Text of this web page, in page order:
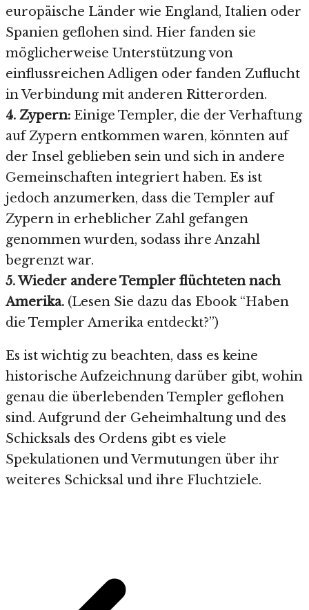
europäische Länder wie England, Italien oder
Spanien geflohen sind. Hier fanden sie
möglicherweise Unterstützung von
einflussreichen Adligen oder fanden Zuflucht
in Verbindung mit anderen Ritterorden.
4. Zypern: Einige Templer, die der Verhaftung
auf Zypern entkommen waren, könnten auf
der Insel geblieben sein und sich in andere
Gemeinschaften integriert haben. Es ist
jedoch anzumerken, dass die Templer auf
Zypern in erheblicher Zahl gefangen
genommen wurden, sodass ihre Anzahl
begrenzt war.
5. Wieder andere Templer flüchteten nach
Amerika. (Lesen Sie dazu das Ebook “Haben
die Templer Amerika entdeckt?”)
Es ist wichtig zu beachten, dass es keine
historische Aufzeichnung darüber gibt, wohin
genau die überlebenden Templer geflohen
sind. Aufgrund der Geheimhaltung und des
Schicksals des Ordens gibt es viele
Spekulationen und Vermutungen über ihr
weiteres Schicksal und ihre Fluchtziele.